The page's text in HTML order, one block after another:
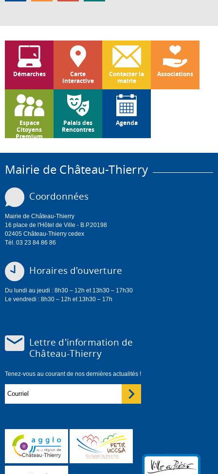
Démarches
Carte
interactive
Contacter la
mairie
Associations
Espace
Citoyens
Premium
Palais des
Rencontres
Agenda
Mairie de Château-Thierry
Coordonnées
Mairie de Château-Thierry
16 place de l'Hôtel de Ville - B.P.20198
02405 Château-Thierry cedex
Tél. 03 23 84 86 86
Horaires d'ouverture
Du lundi au jeudi : 8h30 – 12h et 13h30 – 17h30
Le vendredi : 8h30 – 12h et 13h30 – 17h
Lettre d'information de
Château-Thierry
Tenez-vous au courant de nos dernières actualités !